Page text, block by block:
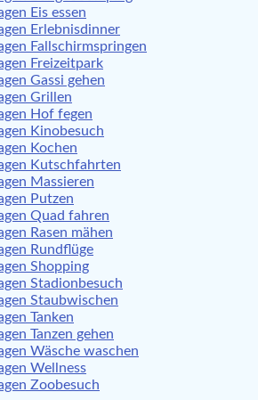
Eis essen
Erlebnisdinner
Fallschirmspringen
Freizeitpark
Gassi gehen
Grillen
Hof fegen
Kinobesuch
Kochen
Kutschfahrten
Massieren
Putzen
Quad fahren
Rasen mähen
Rundflüge
Shopping
Stadionbesuch
Staubwischen
Tanken
Tanzen gehen
Wäsche waschen
Wellness
Zoobesuch